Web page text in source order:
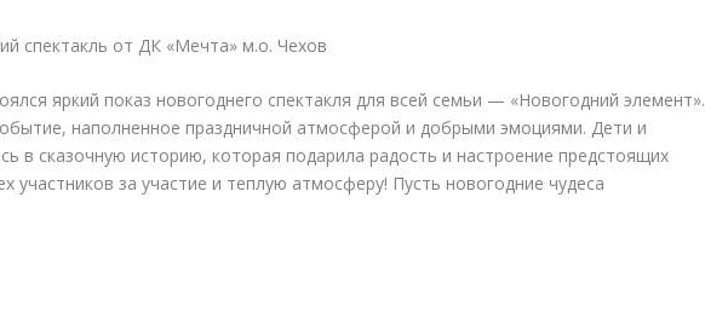
спектакль от ДК «Мечта» м.о. Чехов
яркий показ новогоднего спектакля для всей семьи — «Новогодний элемент».
наполненное праздничной атмосферой и добрыми эмоциями. Дети и
в сказочную историю, которая подарила радость и настроение предстоящих
участников за участие и теплую атмосферу! Пусть новогодние чудеса